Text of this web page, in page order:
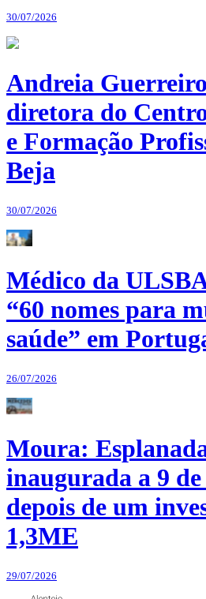
30/07/2026
Andreia
diretora do
e Formação
Beja
30/07/2026
Médico da
“60 nomes para
saúde” em
26/07/2026
Moura:
inaugurada a 9 de
depois de um
1,3ME
29/07/2026